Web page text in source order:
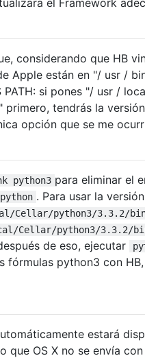
considerando que HB
Apple están en "/ usr /
si pones "/ usr /
tendrás la
opción que se me
python3 para eliminar el
python . Para usar la
Cellar/python3/3.3.2/
Cellar/python3/3.3.2/
de eso, ejecutar
fórmulas python3 con
estará
que OS X no se envía